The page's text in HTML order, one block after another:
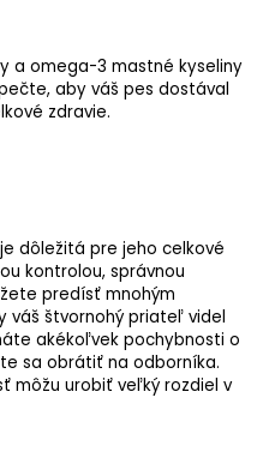
a omega-3 mastné kyseliny
aby váš pes dostával
zdravie.
dôležitá pre jeho celkové
kontrolou, správnou
predísť mnohým
váš štvornohý priateľ videl
akékoľvek pochybnosti o
sa obrátiť na odborníka.
môžu urobiť veľký rozdiel v